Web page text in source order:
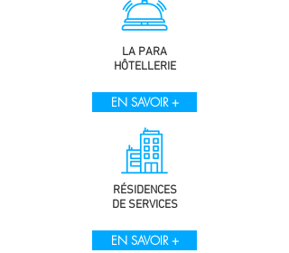
LA PARA
HÔTELLERIE
EN SAVOIR +
RÉSIDENCES
DE SERVICES
EN SAVOIR +